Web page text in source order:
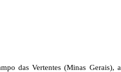
das Vertentes (Minas Gerais), a